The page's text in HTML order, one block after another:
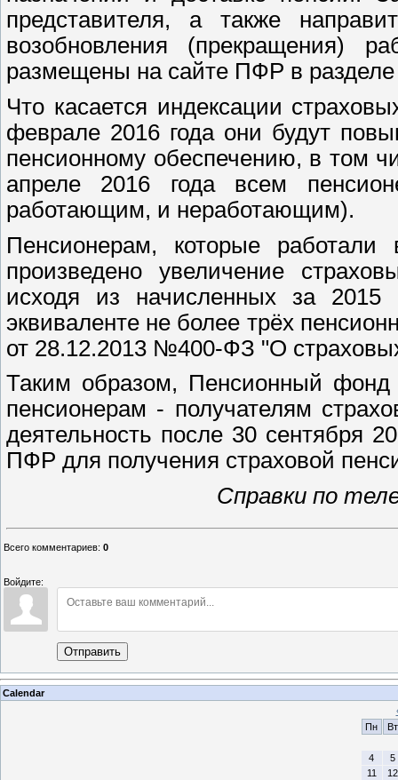
представителя, а также
возобновления (прекращения)
размещены на сайте ПФР в
Что касается индексации
феврале 2016 года они будут
пенсионному обеспечению, в том
апреле 2016 года всем
работающим, и неработающим).
Пенсионерам, которые
произведено увеличение
исходя из начисленных за
эквиваленте не более трёх
от 28.12.2013 №400-ФЗ "О
Таким образом, Пенсионный фонд
пенсионерам - получателям
деятельность после 30 сентября
ПФР для получения страховой
Справки по
Всего комментариев: 0
Войдите:
Отправить
Calendar
Пн
Вт
4
5
11
12